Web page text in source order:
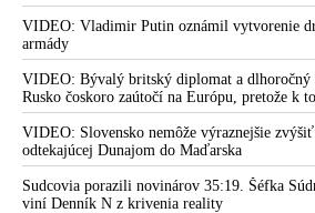
VIDEO: Vladimir Putin oznámil vytvorenie
armády
VIDEO: Bývalý britský diplomat a dlhoročný
Rusko čoskoro zaútočí na Európu, pretože k
rovnako, ako bolo dotlačené k invázii na
Zelenskyj medzitým v Kyjeve naliehal na
aby vo svete zháňali energie pre Ukrajinu na
mobilizovať a vojna sa do zimy
VIDEO: Slovensko nemôže výraznejšie
odtekajúcej Dunajom do Maďarska
Sudcovia porazili novinárov 35:19. Šéfka
viní Denník N z krivenia reality